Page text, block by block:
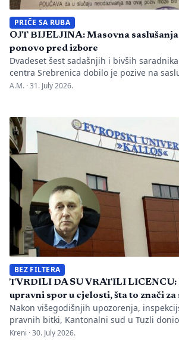
PRIČE SA RUBA
OJT BIJELJINA: Masovna
ponovo pred izbore
Dvadeset šest sadašnjih i bivših
centra Srebrenica dobilo je pozive na
policijsku stanicu po nalogu Okružnog
nakon predstavljanja godišnjeg
genocida. Iz Memorijalnog centra
istovremeno pozivanje […]
A.M. ·31. July 2026.
BEZ FILTERA
TVRDILI DA SU VRATILI LICENCU:
upravni spor u cjelosti, šta to znači za
Nakon višegodišnjih upozorenja,
pravnih bitki, Kantonalni sud u Tuzli
presudu kojom se definitivno potvrđuje
Kreni ·30. July 2026.